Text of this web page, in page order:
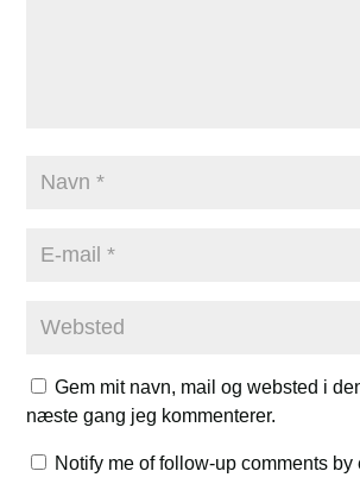
Gem mit navn, mail og websted i
næste gang jeg kommenterer.
Notify me of follow-up comments by